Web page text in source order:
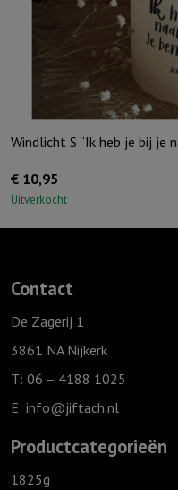
Windlicht S “Ik heb je bij je
€ 10,95
Uitverkocht
Contact
De Zagerij 1
3861 NA Nijkerk
T: 06 – 4188 1025
E: info@jiftach.nl
Productcategorieën
1825g